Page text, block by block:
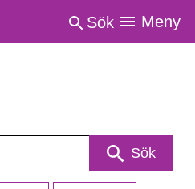
Sök Meny
Sök